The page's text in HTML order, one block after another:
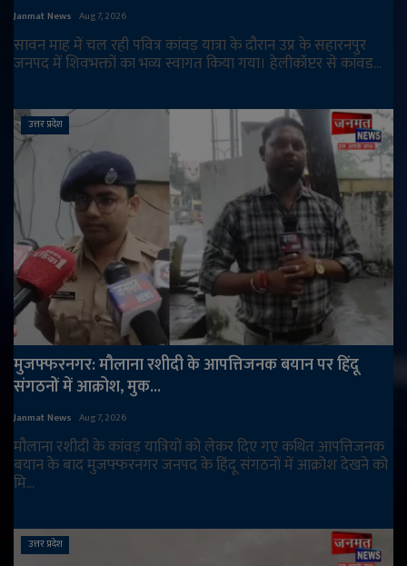
Janmat News Aug 7, 2026
सावन माह में चल रही पवित्र कांवड़ यात्रा के दौरान उप्र के सहारनपुर
जनपद में शिवभक्तों का भव्य स्वागत किया गया। हेलीकॉप्टर से कांवड...
उत्तर प्रदेश
मुजफ्फरनगर: मौलाना रशीदी के आपत्तिजनक बयान पर हिंदू
संगठनों में आक्रोश, मुक...
Janmat News Aug 7, 2026
मौलाना रशीदी के कांवड़ यात्रियों को लेकर दिए गए कथित आपत्तिजनक
बयान के बाद मुजफ्फरनगर जनपद के हिंदू संगठनों में आक्रोश देखने को
मि...
उत्तर प्रदेश